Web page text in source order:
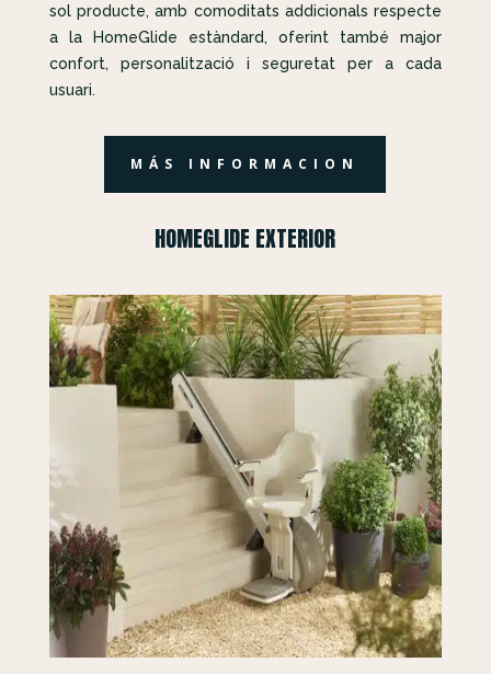
sol producte, amb comoditats addicionals respecte
a la HomeGlide estàndard, oferint també major
confort, personalització i seguretat per a cada
usuari.
MÁS INFORMACION
HOMEGLIDE EXTERIOR